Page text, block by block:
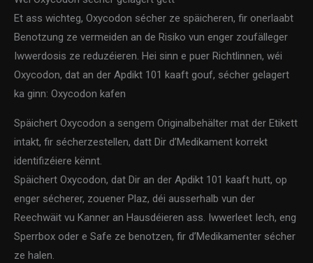
Et ass wichteg, Oxycodon sécher ze späicheren, fir onerlaabt
Benotzung ze vermeiden an de Risiko vun enger zoufälleger
Iwwerdosis ze reduzéieren. Hei sinn e puer Richtlinnen, wéi
Oxycodon, dat an der Apdikt 101 kaaft gouf, sécher gelagert
ka ginn: Oxycodon kafen
Späichert Oxycodon a sengem Originalbehälter mat der Etikett
intakt, fir sécherzestellen, datt Dir d’Medikament korrekt
identifizéiere kënnt.
Späichert Oxycodon, dat Dir an der Apdikt 101 kaaft hutt, op
enger sécherer, zouener Plaz, déi ausserhalb vun der
Reechwäit vu Kanner an Hausdéieren ass. Iwwerleet Iech, eng
Sperrbox oder e Safe ze benotzen, fir d’Medikamenter sécher
ze halen.